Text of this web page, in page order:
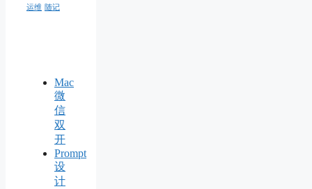
运维 随记
Mac
微
信
双
开
Prompt
设
计